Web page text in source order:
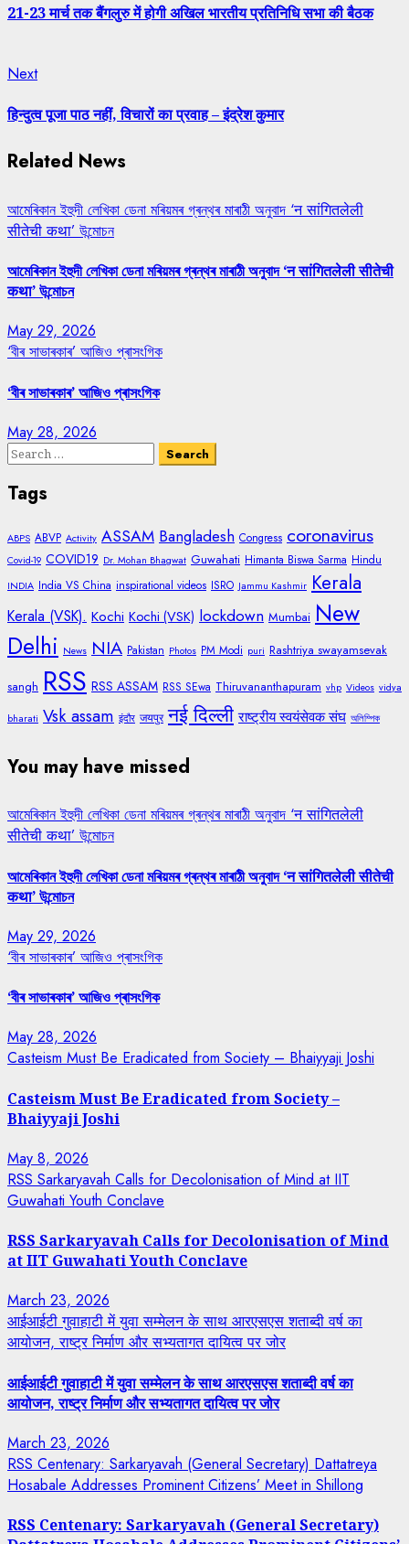
Reading
21-23 मार्च तक बैंगलुरु में होगी अखिल भारतीय प्रतिनिधि सभा की बैठक
NextNext
हिन्दुत्व पूजा पाठ नहीं, विचारों का प्रवाह – इंद्रेश कुमार
Related News
আমেৰিকান ইহুদী লেখিকা ডেনা মৰিয়মৰ গ্ৰন্থৰ মাৰাঠী অনুবাদ ‘न सांगितलेली
सीतेची कथा’ উন্মোচন
আমেৰিকান ইহুদী লেখিকা ডেনা মৰিয়মৰ গ্ৰন্থৰ মাৰাঠী অনুবাদ ‘न सांगितलेली सीतेची
कथा’ উন্মোচন
May 29, 2026
‘বীৰ সাভাৰকাৰ’ আজিও প্ৰাসংগিক
‘বীৰ সাভাৰকাৰ’ আজিও প্ৰাসংগিক
May 28, 2026
Search
Tags
ABPS ABVP Activity ASSAM Bangladesh Congress coronavirus
Covid-19 COVID19 Dr. Mohan Bhagwat Guwahati Himanta Biswa Sarma Hindu
INDIA India VS China inspirational videos ISRO Jammu Kashmir Kerala
Kerala (VSK). Kochi Kochi (VSK) lockdown Mumbai New
Delhi News NIA Pakistan Photos PM Modi puri Rashtriya swayamsevak
sangh RSS RSS ASSAM RSS SEwa Thiruvananthapuram vhp Videos vidya
bharati Vsk assam इंदौर जयपुर नई दिल्ली राष्ट्रीय स्वयंसेवक संघ অলিম্পিক
You may have missed
আমেৰিকান ইহুদী লেখিকা ডেনা মৰিয়মৰ গ্ৰন্থৰ মাৰাঠী অনুবাদ ‘न सांगितलेली
सीतेची कथा’ উন্মোচন
আমেৰিকান ইহুদী লেখিকা ডেনা মৰিয়মৰ গ্ৰন্থৰ মাৰাঠী অনুবাদ ‘न सांगितलेली सीतेची
कथा’ উন্মোচন
May 29, 2026
‘বীৰ সাভাৰকাৰ’ আজিও প্ৰাসংগিক
‘বীৰ সাভাৰকাৰ’ আজিও প্ৰাসংগিক
May 28, 2026
Casteism Must Be Eradicated from Society – Bhaiyyaji Joshi
Casteism Must Be Eradicated from Society –
Bhaiyyaji Joshi
May 8, 2026
RSS Sarkaryavah Calls for Decolonisation of Mind at IIT
Guwahati Youth Conclave
RSS Sarkaryavah Calls for Decolonisation of Mind
at IIT Guwahati Youth Conclave
March 23, 2026
आईआईटी गुवाहाटी में युवा सम्मेलन के साथ आरएसएस शताब्दी वर्ष का
आयोजन, राष्ट्र निर्माण और सभ्यतागत दायित्व पर जोर
आईआईटी गुवाहाटी में युवा सम्मेलन के साथ आरएसएस शताब्दी वर्ष का
आयोजन, राष्ट्र निर्माण और सभ्यतागत दायित्व पर जोर
March 23, 2026
RSS Centenary: Sarkaryavah (General Secretary) Dattatreya
Hosabale Addresses Prominent Citizens’ Meet in Shillong
RSS Centenary: Sarkaryavah (General Secretary)